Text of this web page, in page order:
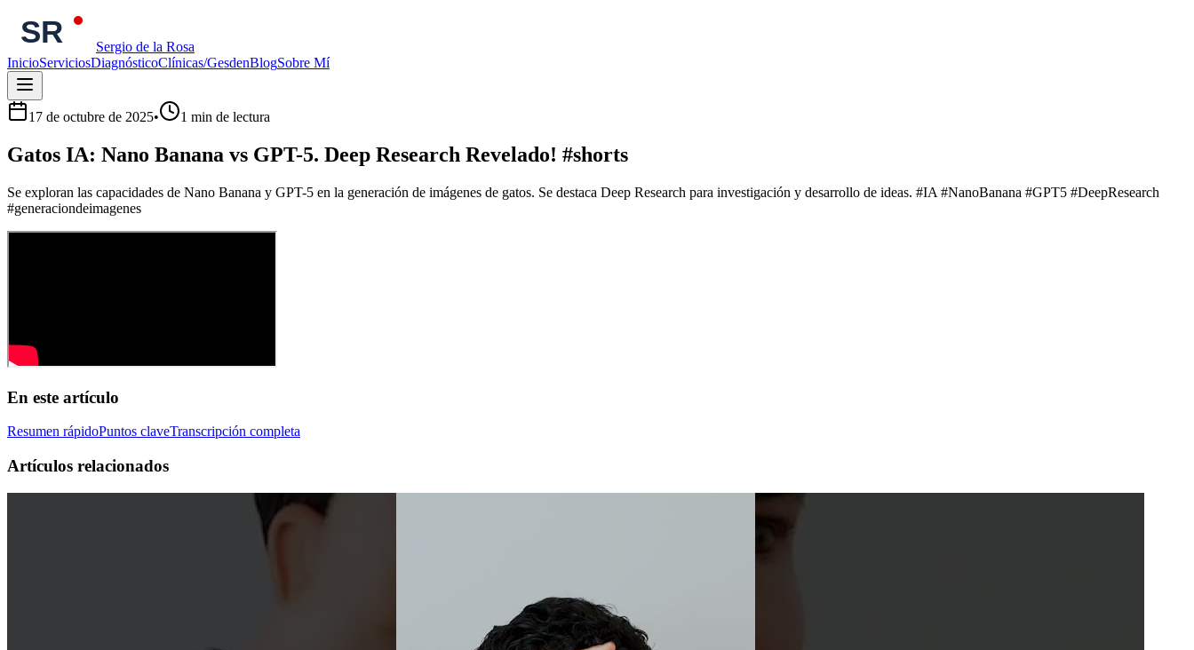
Sergio de la Rosa
InicioServiciosDiagnósticoClínicas/GesdenBlogSobre Mí
17 de octubre de 2025• 1 min de lectura
Gatos IA: Nano Banana vs GPT-5. Deep Research Revelado! #shorts
Se exploran las capacidades de Nano Banana y GPT-5 en la generación de imágenes de gatos. Se destaca Deep Research para investigación y desarrollo de ideas. #IA #NanoBanana #GPT5 #DeepResearch
#generaciondeimagenes
En este artículo
Resumen rápidoPuntos claveTranscripción completa
Artículos relacionados